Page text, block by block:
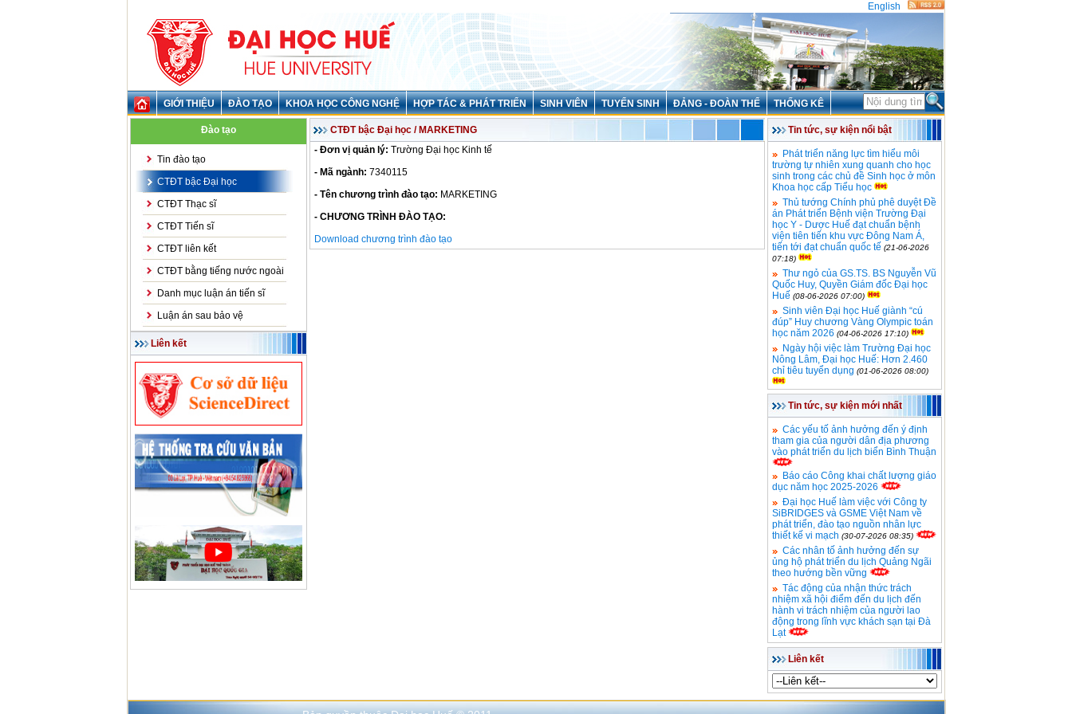
English
GIỚI THIỆU ĐÀO TẠO KHOA HỌC CÔNG NGHỆ HỢP TÁC & PHÁT TRIỂN SINH VIÊN TUYỂN SINH ĐẢNG - ĐOÀN THỂ THỐNG KÊ
Đào tạo
Tin đào tạo
CTĐT bậc Đại học
CTĐT Thạc sĩ
CTĐT Tiến sĩ
CTĐT liên kết
CTĐT bằng tiếng nước ngoài
Danh mục luận án tiến sĩ
Luận án sau bảo vệ
Liên kết
CTĐT bậc Đại học / MARKETING
- Đơn vị quản lý: Trường Đại học Kinh tế
- Mã ngành: 7340115
- Tên chương trình đào tạo: MARKETING
- CHƯƠNG TRÌNH ĐÀO TẠO:
Download chương trình đào tạo
Tin tức, sự kiện nổi bật
Phát triển năng lực tìm hiểu môi
trường tự nhiên xung quanh cho học
sinh trong các chủ đề Sinh học ở môn
Khoa học cấp Tiểu học
Thủ tướng Chính phủ phê duyệt Đề
án Phát triển Bệnh viện Trường Đại
học Y - Dược Huế đạt chuẩn bệnh
viện tiên tiến khu vực Đông Nam Á,
tiến tới đạt chuẩn quốc tế (21-06-2026
07:18)
Thư ngỏ của GS.TS. BS Nguyễn Vũ
Quốc Huy, Quyền Giám đốc Đại học
Huế (08-06-2026 07:00)
Sinh viên Đại học Huế giành “cú
đúp” Huy chương Vàng Olympic toán
học năm 2026 (04-06-2026 17:10)
Ngày hội việc làm Trường Đại học
Nông Lâm, Đại học Huế: Hơn 2.460
chỉ tiêu tuyển dụng (01-06-2026 08:00)
Tin tức, sự kiện mới nhất
Các yếu tố ảnh hưởng đến ý định
tham gia của người dân địa phương
vào phát triển du lịch biển Bình Thuận
Báo cáo Công khai chất lượng giáo
dục năm học 2025-2026
Đại học Huế làm việc với Công ty
SiBRIDGES và GSME Việt Nam về
phát triển, đào tạo nguồn nhân lực
thiết kế vi mạch (30-07-2026 08:35)
Các nhân tố ảnh hưởng đến sự
ủng hộ phát triển du lịch Quảng Ngãi
theo hướng bền vững
Tác động của nhận thức trách
nhiệm xã hội điểm đến du lịch đến
hành vi trách nhiệm của người lao
động trong lĩnh vực khách sạn tại Đà
Lạt
Liên kết